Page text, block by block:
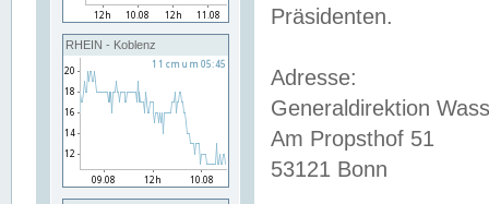
RHEIN - Koblenz
Präsidenten.
Adresse:
Generaldirektion
Am Propsthof 51
53121 Bonn